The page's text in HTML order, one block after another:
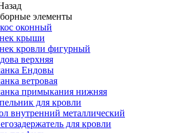
элементы
оконный
крыши
кровли фигурный
верхняя
Ендовы
ветровая
примыкания нижняя
для кровли
внутренний металлический
для кровли